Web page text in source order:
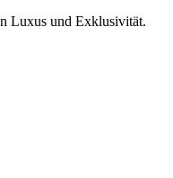
Luxus und Exklusivität.